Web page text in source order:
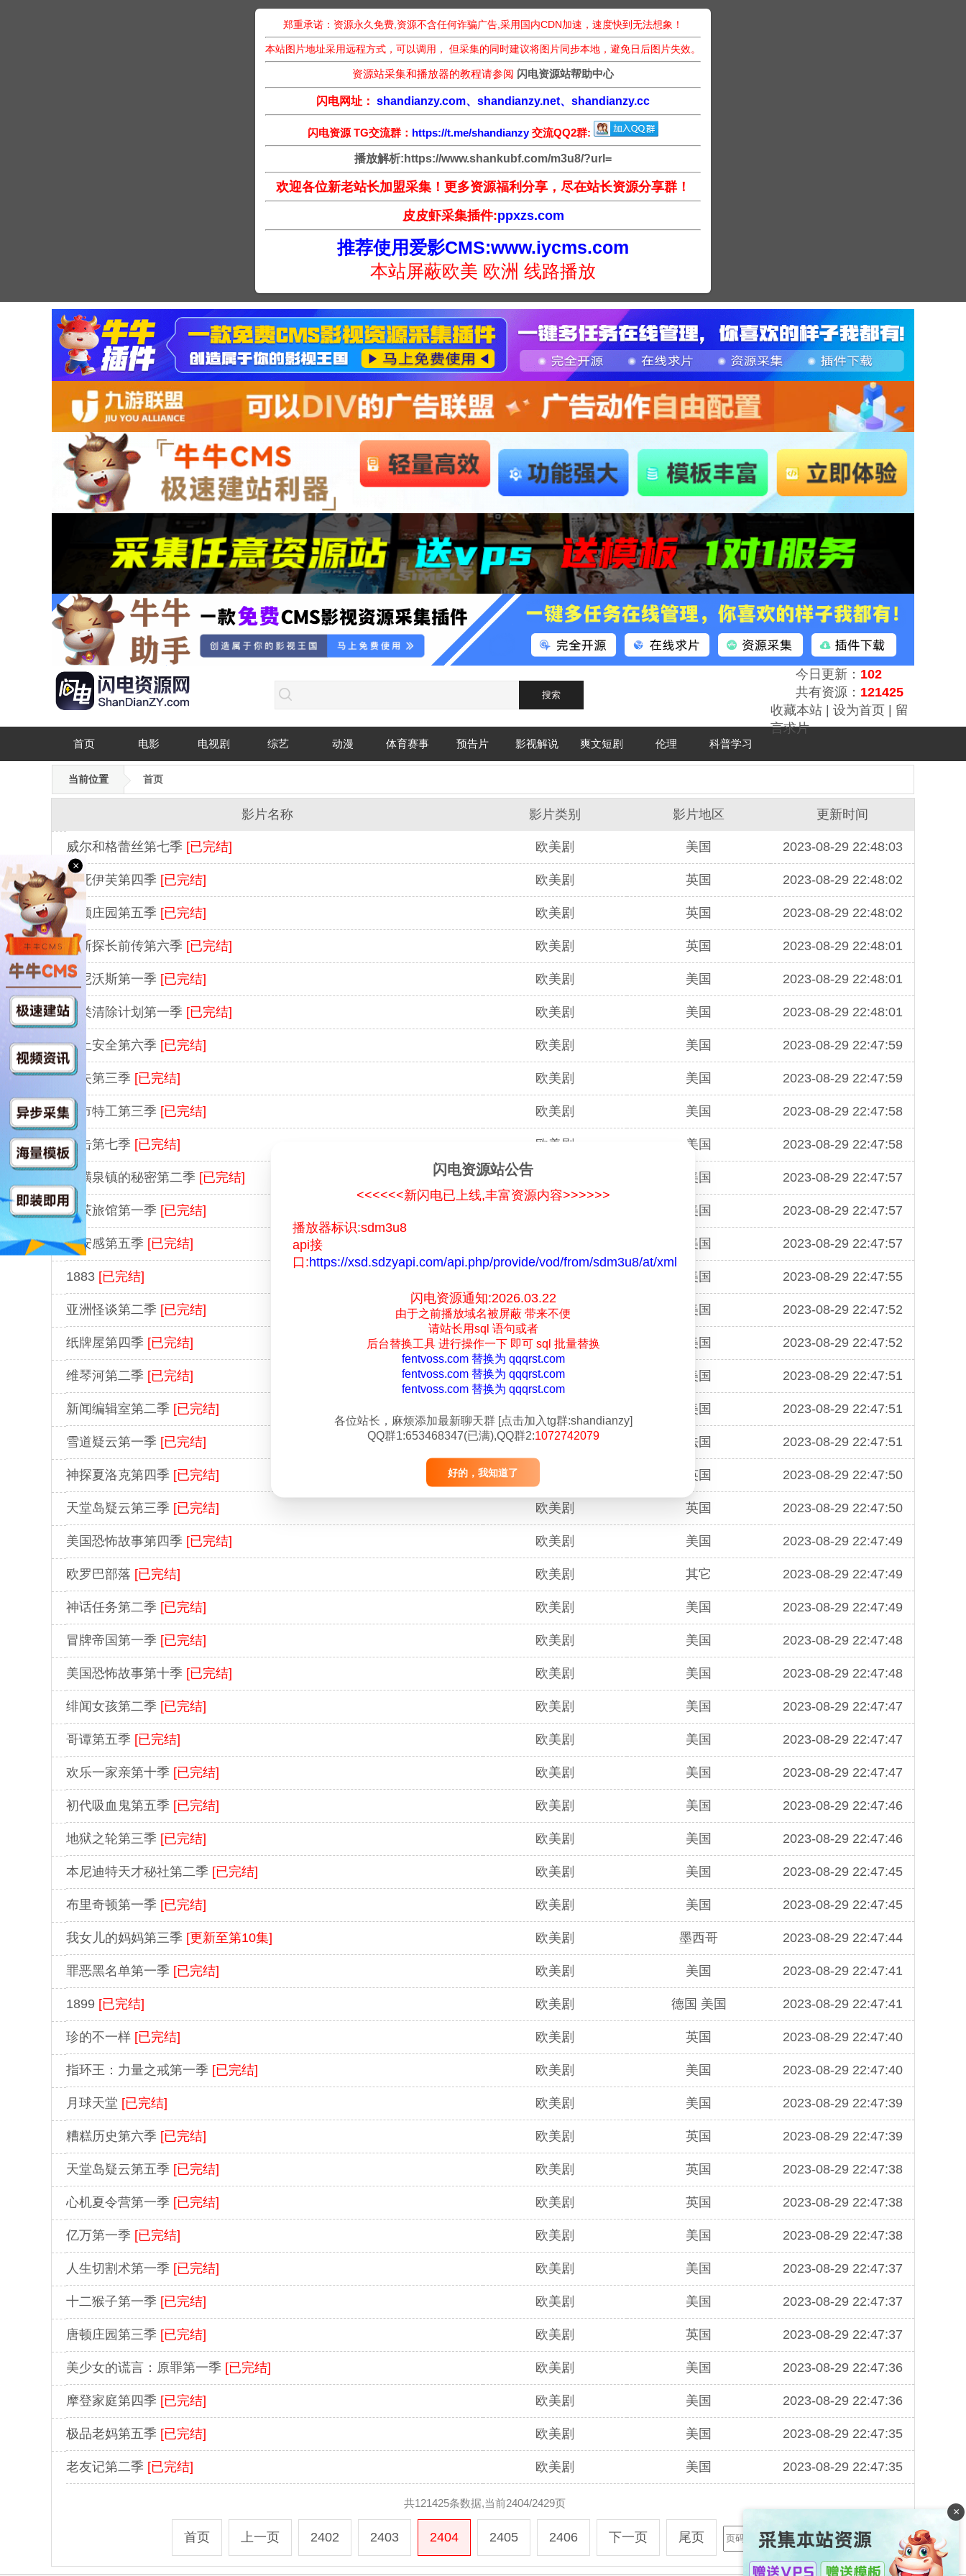
郑重承诺：资源永久免费,资源不含任何诈骗广告,采用国内CDN加速，速度快到无法想象！
本站图片地址采用远程方式，可以调用， 但采集的同时建议将图片同步本地，避免日后图片失效。
资源站采集和播放器的教程请参阅 闪电资源站帮助中心
闪电网址： shandianzy.com、shandianzy.net、shandianzy.cc
闪电资源 TG交流群： https://t.me/shandianzy交流QQ2群:
播放解析:https://www.shankubf.com/m3u8/?url=
欢迎各位新老站长加盟采集！更多资源福利分享，尽在站长资源分享群！
皮皮虾采集插件:ppxzs.com
推荐使用爱影CMS:www.iycms.com
本站屏蔽欧美 欧洲 线路播放
今日更新： 102
共有资源： 121425
收藏本站
设为首页
留
言求片
首页 电影 电视剧 综艺 动漫 体育赛事 预告片 影视解说 爽文短剧 伦理 科普学习
当前位置 首页
影片名称 影片类别 影片地区 更新时间
威尔和格蕾丝第七季 [已完结] 欧美剧 美国 2023-08-29 22:48:03
杀死伊芙第四季 [已完结] 欧美剧 英国 2023-08-29 22:48:02
唐顿庄园第五季 [已完结] 欧美剧 英国 2023-08-29 22:48:02
摩斯探长前传第六季 [已完结] 欧美剧 英国 2023-08-29 22:48:01
潘尼沃斯第一季 [已完结] 欧美剧 美国 2023-08-29 22:48:01
人类清除计划第一季 [已完结] 欧美剧 美国 2023-08-29 22:48:01
国土安全第六季 [已完结] 欧美剧 美国 2023-08-29 22:47:59
迷失第三季 [已完结] 欧美剧 美国 2023-08-29 22:47:59
超市特工第三季 [已完结] 欧美剧 美国 2023-08-29 22:47:58
反击第七季 [已完结] 欧美剧 美国 2023-08-29 22:47:58
硫磺泉镇的秘密第二季 [已完结] 美国 2023-08-29 22:47:57
贝茨旅馆第一季 [已完结] 美国 2023-08-29 22:47:57
不安感第五季 [已完结] 美国 2023-08-29 22:47:57
1883 [已完结] 美国 2023-08-29 22:47:55
亚洲怪谈第二季 [已完结] 欧美剧 美国 2023-08-29 22:47:52
纸牌屋第四季 [已完结] 欧美剧 美国 2023-08-29 22:47:52
维琴河第二季 [已完结] 欧美剧 美国 2023-08-29 22:47:51
新闻编辑室第二季 [已完结] 美国 2023-08-29 22:47:51
雪道疑云第一季 [已完结] 欧美剧 法国 2023-08-29 22:47:51
神探夏洛克第四季 [已完结] 英国 2023-08-29 22:47:50
天堂岛疑云第三季 [已完结] 欧美剧 英国 2023-08-29 22:47:50
美国恐怖故事第四季 [已完结] 欧美剧 美国 2023-08-29 22:47:49
欧罗巴部落 [已完结] 欧美剧 其它 2023-08-29 22:47:49
神话任务第二季 [已完结] 欧美剧 美国 2023-08-29 22:47:49
冒牌帝国第一季 [已完结] 欧美剧 美国 2023-08-29 22:47:48
美国恐怖故事第十季 [已完结] 欧美剧 美国 2023-08-29 22:47:48
绯闻女孩第二季 [已完结] 欧美剧 美国 2023-08-29 22:47:47
哥谭第五季 [已完结] 欧美剧 美国 2023-08-29 22:47:47
欢乐一家亲第十季 [已完结] 欧美剧 美国 2023-08-29 22:47:47
初代吸血鬼第五季 [已完结] 欧美剧 美国 2023-08-29 22:47:46
地狱之轮第三季 [已完结] 欧美剧 美国 2023-08-29 22:47:46
本尼迪特天才秘社第二季 [已完结] 欧美剧 美国 2023-08-29 22:47:45
布里奇顿第一季 [已完结] 欧美剧 美国 2023-08-29 22:47:45
我女儿的妈妈第三季 [更新至第10集] 欧美剧 墨西哥 2023-08-29 22:47:44
罪恶黑名单第一季 [已完结] 欧美剧 美国 2023-08-29 22:47:41
1899 [已完结] 欧美剧 德国 美国 2023-08-29 22:47:41
珍的不一样 [已完结] 欧美剧 英国 2023-08-29 22:47:40
指环王：力量之戒第一季 [已完结] 欧美剧 美国 2023-08-29 22:47:40
月球天堂 [已完结] 欧美剧 美国 2023-08-29 22:47:39
糟糕历史第六季 [已完结] 欧美剧 英国 2023-08-29 22:47:39
天堂岛疑云第五季 [已完结] 欧美剧 英国 2023-08-29 22:47:38
心机夏令营第一季 [已完结] 欧美剧 英国 2023-08-29 22:47:38
亿万第一季 [已完结] 欧美剧 美国 2023-08-29 22:47:38
人生切割术第一季 [已完结] 欧美剧 美国 2023-08-29 22:47:37
十二猴子第一季 [已完结] 欧美剧 美国 2023-08-29 22:47:37
唐顿庄园第三季 [已完结] 欧美剧 英国 2023-08-29 22:47:37
美少女的谎言：原罪第一季 [已完结] 欧美剧 美国 2023-08-29 22:47:36
摩登家庭第四季 [已完结] 欧美剧 美国 2023-08-29 22:47:36
极品老妈第五季 [已完结] 欧美剧 美国 2023-08-29 22:47:35
老友记第二季 [已完结] 欧美剧 美国 2023-08-29 22:47:35
共121425条数据,当前2404/2429页
首页 上一页 2402 2403 2404 2405 2406 下一页 尾页 GO
闪电资源站公告
<<<<<<新闪电已上线,丰富资源内容>>>>>>
播放器标识:sdm3u8
api接
口:https://xsd.sdzyapi.com/api.php/provide/vod/from/sdm3u8/at/xml
闪电资源通知:2026.03.22
由于之前播放域名被屏蔽 带来不便
请站长用sql 语句或者
后台替换工具 进行操作一下 即可 sql 批量替换
fentvoss.com 替换为 qqqrst.com
fentvoss.com 替换为 qqqrst.com
fentvoss.com 替换为 qqqrst.com
各位站长，麻烦添加最新聊天群 [点击加入tg群:shandianzy]
QQ群1:653468347(已满),QQ群2:1072742079
好的，我知道了
×
×